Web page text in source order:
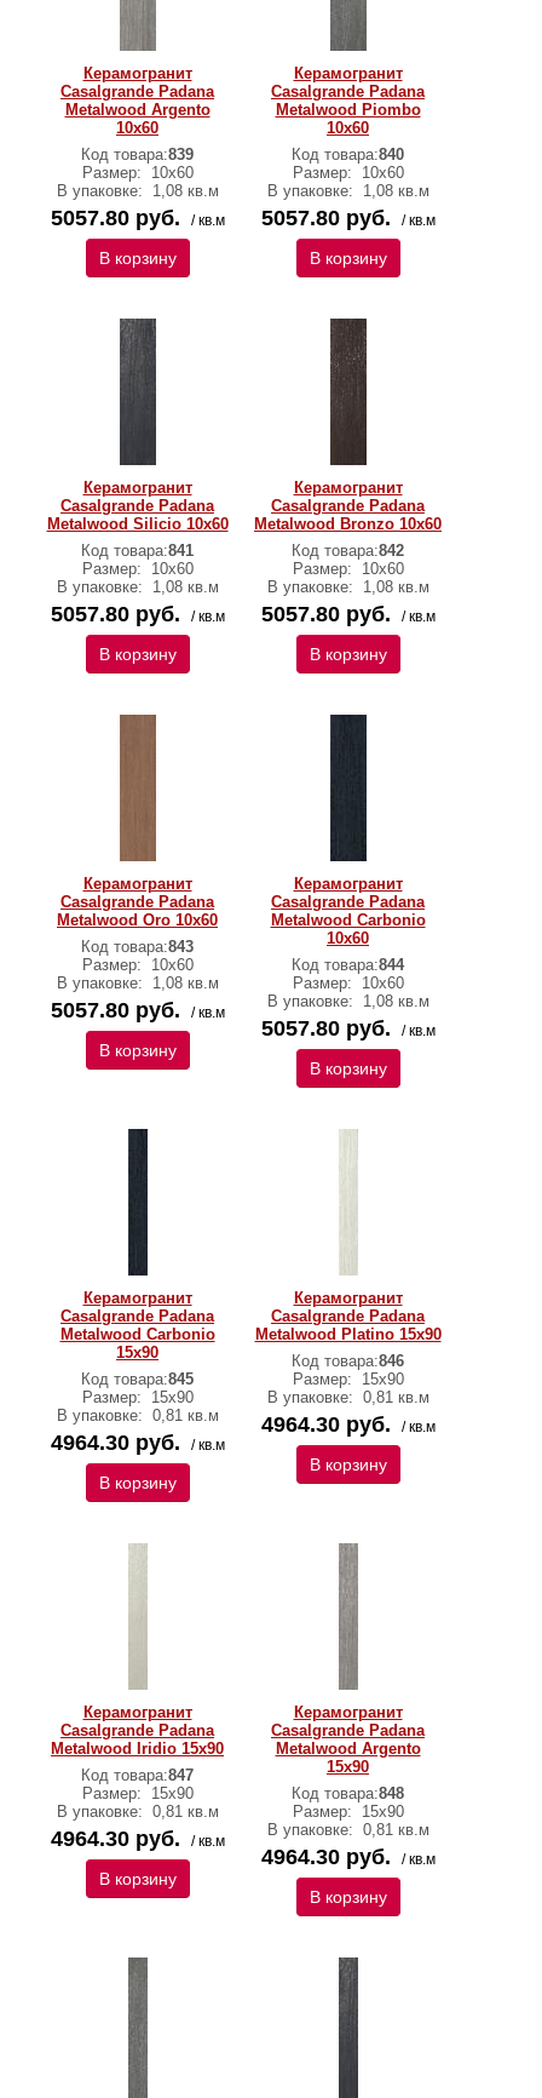
Керамогранит
Casalgrande Padana
Metalwood Argento
10х60
Код товара:839
Размер:
10х60
В упаковке:
1,08 кв.м
5057.80 руб. / кв.м
В корзину
Керамогранит
Casalgrande Padana
Metalwood Piombo
10х60
Код товара:840
Размер:
10х60
В упаковке:
1,08 кв.м
5057.80 руб. / кв.м
В корзину
Керамогранит
Casalgrande Padana
Metalwood Silicio 10х60
Код товара:841
Размер:
10х60
В упаковке:
1,08 кв.м
5057.80 руб. / кв.м
В корзину
Керамогранит
Casalgrande Padana
Metalwood Bronzo 10х60
Код товара:842
Размер:
10х60
В упаковке:
1,08 кв.м
5057.80 руб. / кв.м
В корзину
Керамогранит
Casalgrande Padana
Metalwood Oro 10х60
Код товара:843
Размер:
10х60
В упаковке:
1,08 кв.м
5057.80 руб. / кв.м
В корзину
Керамогранит
Casalgrande Padana
Metalwood Carbonio
10х60
Код товара:844
Размер:
10х60
В упаковке:
1,08 кв.м
5057.80 руб. / кв.м
В корзину
Керамогранит
Casalgrande Padana
Metalwood Carbonio
15х90
Код товара:845
Размер:
15х90
В упаковке: 0,81 кв.м
4964.30 руб. / кв.м
В корзину
Керамогранит
Casalgrande Padana
Metalwood Platino 15х90
Код товара:846
Размер:
15х90
В упаковке: 0,81 кв.м
4964.30 руб. / кв.м
В корзину
Керамогранит
Casalgrande Padana
Metalwood Iridio 15х90
Код товара:847
Размер:
15х90
В упаковке: 0,81 кв.м
4964.30 руб. / кв.м
В корзину
Керамогранит
Casalgrande Padana
Metalwood Argento
15х90
Код товара:848
Размер:
15х90
В упаковке: 0,81 кв.м
4964.30 руб. / кв.м
В корзину